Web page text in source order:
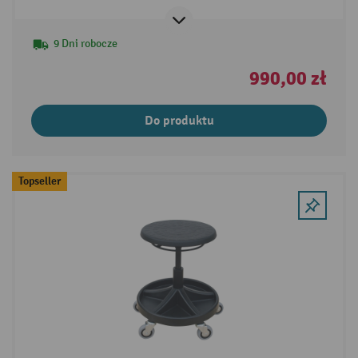
9 Dni robocze
990,00 zł
Do produktu
Topseller